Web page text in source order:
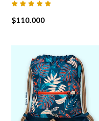
$110.000